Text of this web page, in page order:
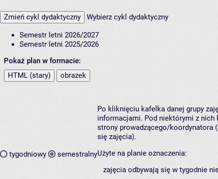
Zmień cykl dydaktyczny Wybierz cykl dydaktyczny
Semestr letni 2026/2027
Semestr letni 2025/2026
Pokaż plan w formacie:
HTML (stary)
obrazek
tygodniowy semestralny
Po kliknięciu kafelka danej grupy
informacjami. Pod niektórymi z nich
strony prowadzącego/koordynatora
się zajęcia).
Użyte na planie oznaczenia:
zajęcia odbywają się w tygodnie